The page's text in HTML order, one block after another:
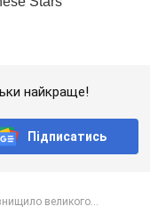
найкраще!
Підписатись
великого...